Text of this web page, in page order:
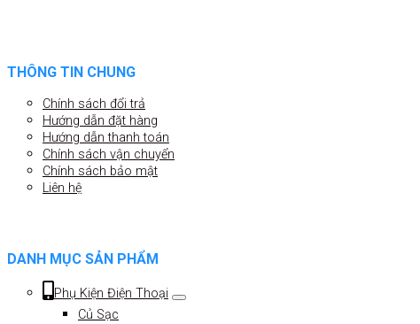
THÔNG TIN CHUNG
Chính sách đổi trả
Hướng dẫn đặt hàng
Hướng dẫn thanh toán
Chính sách vận chuyển
Chính sách bảo mật
Liên hệ
DANH MỤC SẢN PHẨM
Phụ Kiện Điện Thoại
Củ Sạc